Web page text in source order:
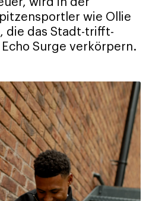
wird in der
wie Ollie
die das Stadt-trifft-
Surge verkörpern.